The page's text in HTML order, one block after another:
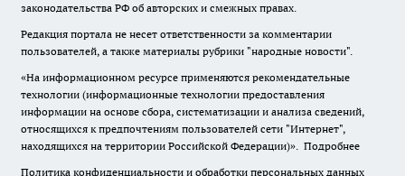
законодательства РФ об авторских и смежных правах.
Редакция портала не несет ответственности за комментарии
пользователей, а также материалы рубрики "народные новости".
«На информационном ресурсе применяются рекомендательные
технологии (информационные технологии предоставления
информации на основе сбора, систематизации и анализа сведений,
относящихся к предпочтениям пользователей сети "Интернет",
находящихся на территории Российской Федерации)». Подробнее
Политика конфиденциальности и обработки персональных данных